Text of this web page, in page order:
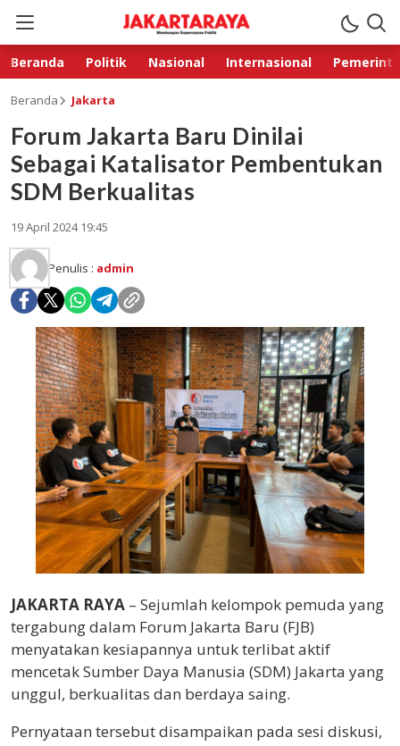
Beranda Politik Nasional Internasional
Beranda Jakarta
Forum Jakarta Baru Dinilai
Sebagai Katalisator Pembentukan
SDM Berkualitas
19 April 2024 19:45
Penulis : admin
JAKARTA RAYA – Sejumlah kelompok pemuda yang
tergabung dalam Forum Jakarta Baru (FJB)
menyatakan kesiapannya untuk terlibat aktif
mencetak Sumber Daya Manusia (SDM) Jakarta yang
unggul, berkualitas dan berdaya saing.
Pernyataan tersebut disampaikan pada sesi diskusi,